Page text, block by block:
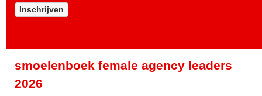
Inschrijven
smoelenboek female agency leaders
2026